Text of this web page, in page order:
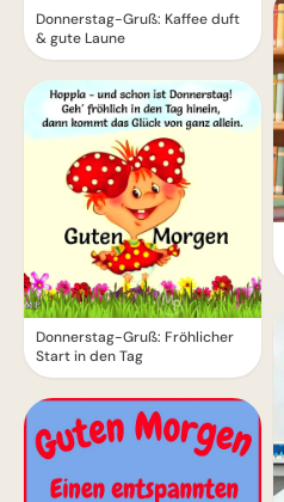
Donnerstag-Gruß: Kaffee duft
& gute Laune
Donnerstag-Gruß: Fröhlicher
Start in den Tag